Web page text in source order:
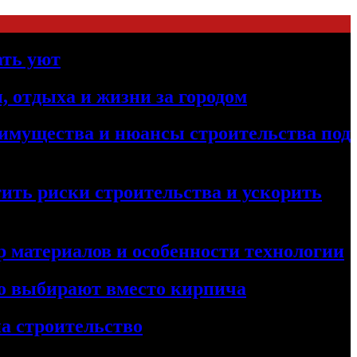
уют
отдыха и жизни за городом
и нюансы строительства под
риски строительства и ускорить
и особенности технологии
выбирают вместо кирпича
строительство